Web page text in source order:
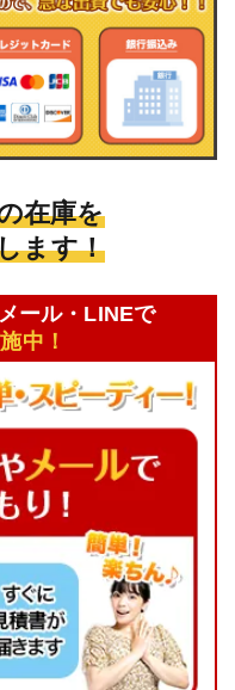
在庫を
ます！
ール・LINEで
中！